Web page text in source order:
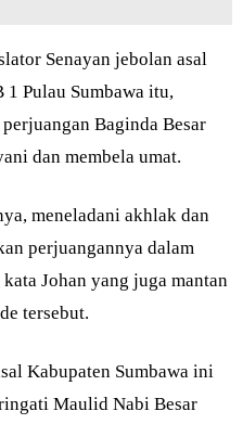
Senayan jebolan asal
Pulau Sumbawa itu,
Baginda Besar
dan membela umat.
meneladani akhlak dan
perjuangannya dalam
Johan yang juga mantan
tersebut.
Kabupaten Sumbawa ini
Maulid Nabi Besar